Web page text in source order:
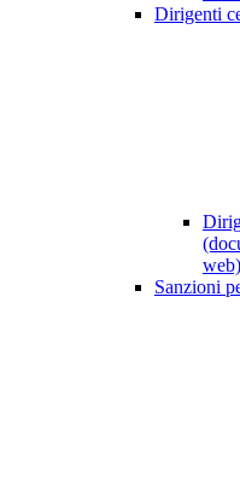
Dirigenti
web)
Sanzioni